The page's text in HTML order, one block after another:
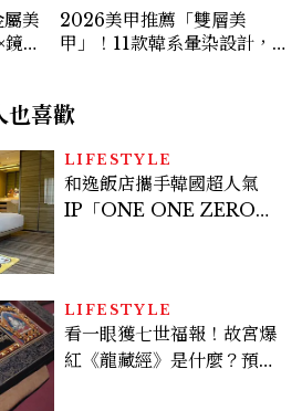
美
面
2026美甲推薦「雙層美
甲」！11款韓系暈染設計，顯
也喜歡
LIFESTYLE
和逸飯店攜手韓國超人氣
IP「ONE ONE ZERO
LIFESTYLE
看一眼獲七世福報！故宮爆
紅《龍藏經》是什麼？預約